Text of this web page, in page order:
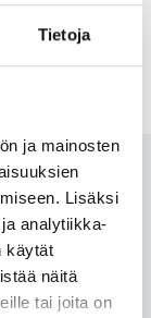
Tietoja
ja mainosten
Lisäksi
analytiikka-
käytät
näitä
tai joita on
7
varmasti
Myös
mittavan